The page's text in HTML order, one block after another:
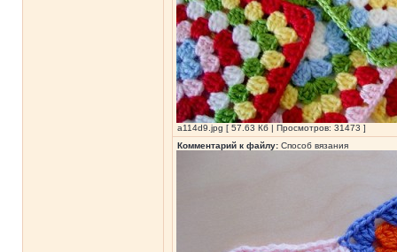
a114d9.jpg [ 57.63 Кб | Просмотров: 31473 ]
Комментарий к файлу: Способ вязания